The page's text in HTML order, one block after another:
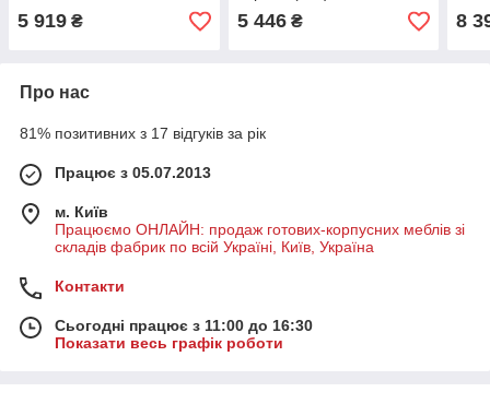
еф.мармуру/чорний (к-кт)
5 919 ₴ 5 446₴ 8
Про нас
81% позитивних з 17 відгуків за рік
Працює з 05.07.2013
м. Київ
Працюємо ОНЛАЙН: продаж готових-корпусних меблів зі
складів фабрик по всій Україні, Київ, Україна
Контакти
Сьогодні працює з 11:00 до 16:30
Показати весь графік роботи